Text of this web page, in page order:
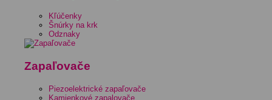
Kľúčenky
Šnúrky na krk
Odznaky
Zapaľovače
Piezoelektrické zapaľovače
Kamienkové zapalovače